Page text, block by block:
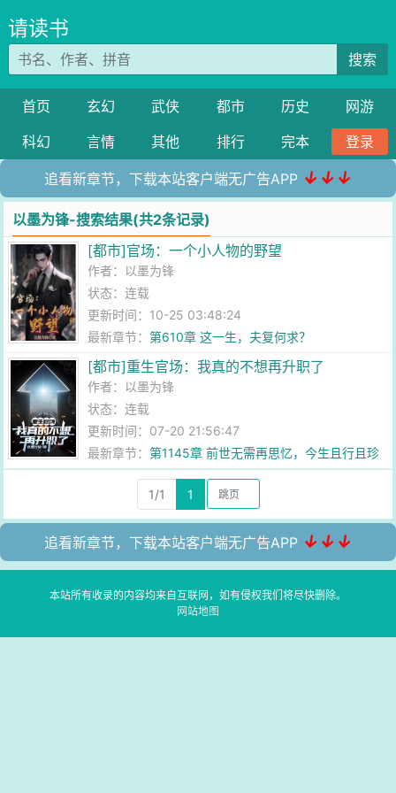
请读书
搜索
首页 玄幻 武侠 都市 历史
网游
科幻
言情 其他 排行 完本 登录
追看新章节，下载本站客户端无广告APP ↓↓↓
以墨为锋-搜索结果(共2条记录)
[都市]官场：一个小人物的野望
作者： 以墨为锋
状态：连载
更新时间：10-25 03:48:24
最新章节：第610章 这一生，夫复何求？
[都市]重生官场：我真的不想再升职了
作者： 以墨为锋
状态：连载
更新时间：07-20 21:56:47
最新章节：第1145章 前世无需再思忆，今生且行且珍
惜
1/1
1
追看新章节，下载本站客户端无广告APP ↓↓↓
本站所有收录的内容均来自互联网，如有侵权我们将尽快删除。
网站地图